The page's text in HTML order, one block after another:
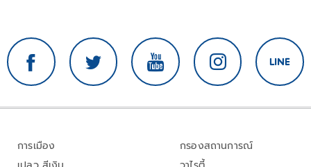
การเมือง
กรองสถานการณ์